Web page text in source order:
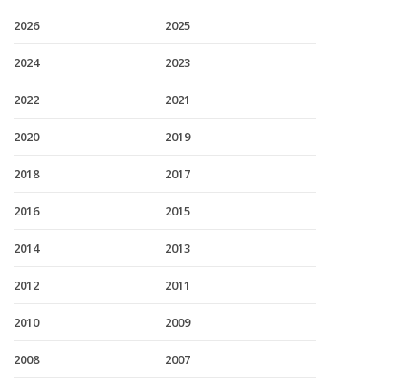
2026 2025
2024 2023
2022 2021
2020 2019
2018 2017
2016 2015
2014 2013
2012 2011
2010 2009
2008 2007